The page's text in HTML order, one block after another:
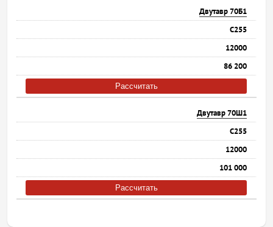
Двутавр 70Б1
С255
12000
86 200
Рассчитать
Двутавр 70Ш1
С255
12000
101 000
Рассчитать